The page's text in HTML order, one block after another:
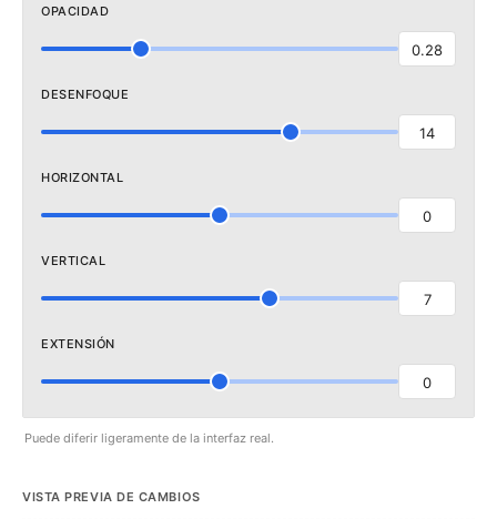
OPACIDAD
0.28
DESENFOQUE
14
HORIZONTAL
0
VERTICAL
7
EXTENSIÓN
0
Puede diferir ligeramente de la interfaz real.
VISTA PREVIA DE CAMBIOS